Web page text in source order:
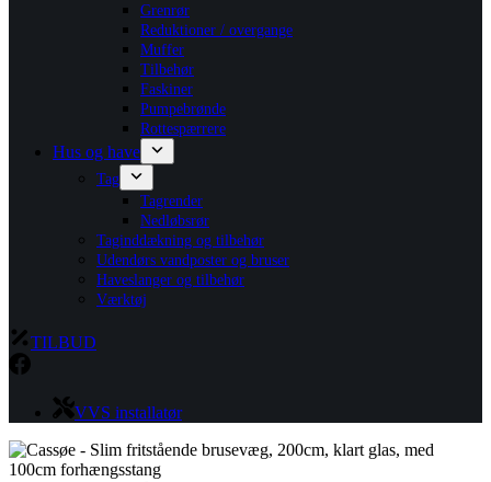
Grenrør
Reduktioner / overgange
Muffer
Tilbehør
Faskiner
Pumpebrønde
Rottespærrere
Hus og have
Tag
Tagrender
Nedløbsrør
Taginddækning og tilbehør
Udendørs vandposter og bruser
Haveslanger og tilbehør
Værktøj
TILBUD
VVS installatør